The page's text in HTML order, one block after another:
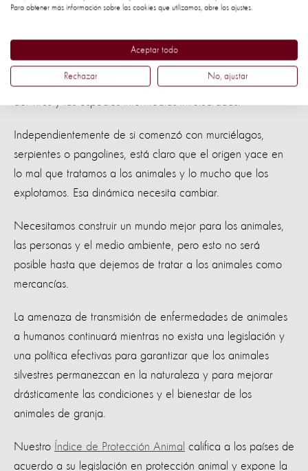
científica, la exhibición, la moda, los artículos de lujo, las
Desde el brote, los científicos han estado compitiendo para
analizar el genoma COVID19 para comprender el origen
Independientemente de si comenzó con murciélagos,
serpientes o pangolines, está claro que el origen yace en
lo mal que tratamos a los animales y lo mucho que los
explotamos. Esa dinámica necesita cambiar.
Necesitamos construir un mundo mejor para los animales,
las personas y el medio ambiente, pero esto no será
posible hasta que dejemos de tratar a los animales como
mercancías.
La amenaza de transmisión de enfermedades de animales
a humanos continuará mientras no exista una legislación y
una política efectivas para garantizar que los animales
silvestres permanezcan en la naturaleza y para mejorar
drásticamente las condiciones y el bienestar de los
animales de granja.
Nuestro Índice de Protección Animal califica a los países de
acuerdo a su legislación en protección animal y expone la
Para obtener más información sobre las cookies que utilizamos, abre los ajustes.
Aceptar todo
Rechazar No, ajustar